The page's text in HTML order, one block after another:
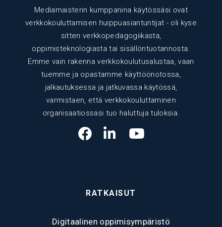
Mediamaisterin kumppanina käytössäsi ovat
verkkokouluttamisen huippuasiantuntijat - oli kyse
sitten verkkopedagogiikasta,
oppimisteknologiasta tai sisällöntuotannosta.
Emme vain rakenna verkkokoulutusalustaa, vaan
tuemme ja opastamme käyttöönotossa,
jalkautuksessa ja jatkuvassa käytössä,
varmistaen, että verkkokouluttaminen
organisaatiossasi tuo haluttuja tuloksia.
RATKAISUT
Digitaalinen oppimisympäristö